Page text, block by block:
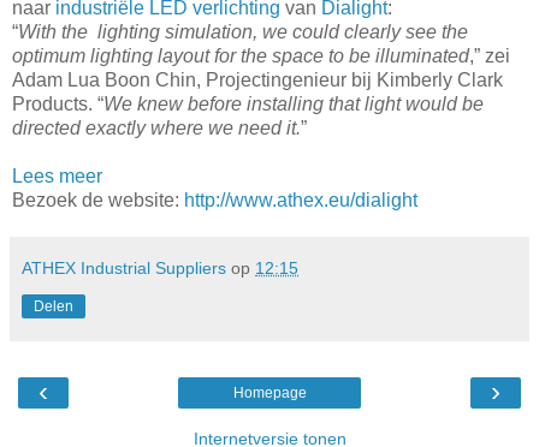
naar industriële LED verlichting van Dialight:
“With the lighting simulation, we could clearly see the
optimum lighting layout for the space to be illuminated,” zei
Adam Lua Boon Chin, Projectingenieur bij Kimberly Clark
Products. “We knew before installing that light would be
directed exactly where we need it.”
Lees meer
Bezoek de website: http://www.athex.eu/dialight
ATHEX Industrial Suppliers op 12:15
Delen
‹ ›
Homepage
Internetversie tonen